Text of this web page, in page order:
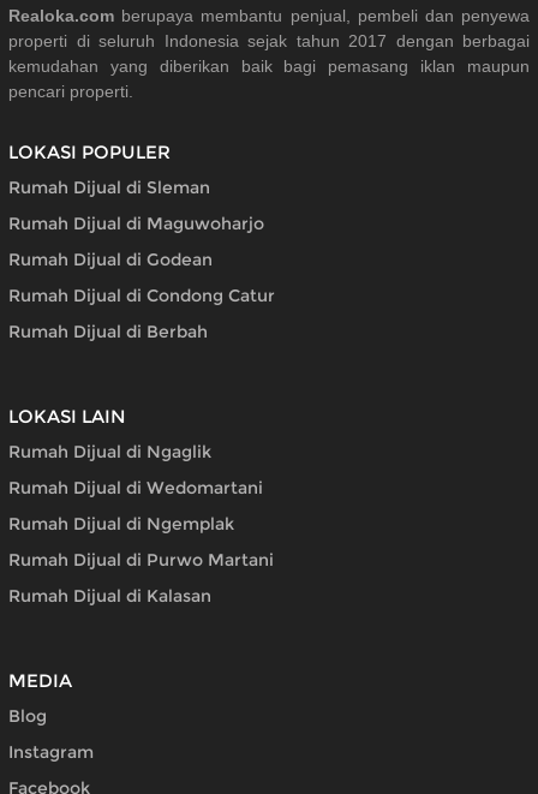
Realoka.com berupaya membantu penjual, pembeli dan penyewa
properti di seluruh Indonesia sejak tahun 2017 dengan berbagai
kemudahan yang diberikan baik bagi pemasang iklan maupun
pencari properti.
LOKASI POPULER
Rumah Dijual di Sleman
Rumah Dijual di Maguwoharjo
Rumah Dijual di Godean
Rumah Dijual di Condong Catur
Rumah Dijual di Berbah
LOKASI LAIN
Rumah Dijual di Ngaglik
Rumah Dijual di Wedomartani
Rumah Dijual di Ngemplak
Rumah Dijual di Purwo Martani
Rumah Dijual di Kalasan
MEDIA
Blog
Instagram
Facebook